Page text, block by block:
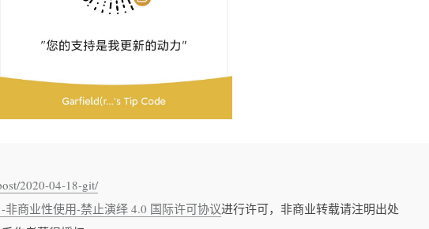
2020-04-18-git/
非商业性使用-禁止演绎 4.0 国际许可协议进行许可，非商业转载请注明出处